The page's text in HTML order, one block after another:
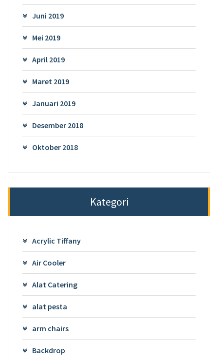
Juni 2019
Mei 2019
April 2019
Maret 2019
Januari 2019
Desember 2018
Oktober 2018
Kategori
Acrylic Tiffany
Air Cooler
Alat Catering
alat pesta
arm chairs
Backdrop